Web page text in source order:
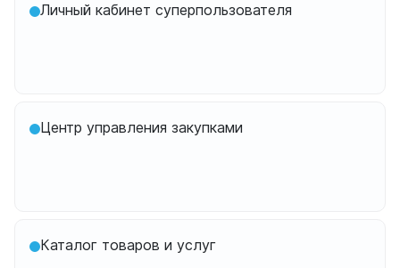
Личный кабинет суперпользователя
Центр управления закупками
Каталог товаров и услуг